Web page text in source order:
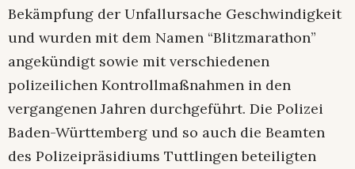
Bekämpfung der Unfallursache Geschwindigkeit
und wurden mit dem Namen “Blitzmarathon”
angekündigt sowie mit verschiedenen
polizeilichen Kontrollmaßnahmen in den
vergangenen Jahren durchgeführt. Die Polizei
Baden-Württemberg und so auch die Beamten
des Polizeipräsidiums Tuttlingen beteiligten